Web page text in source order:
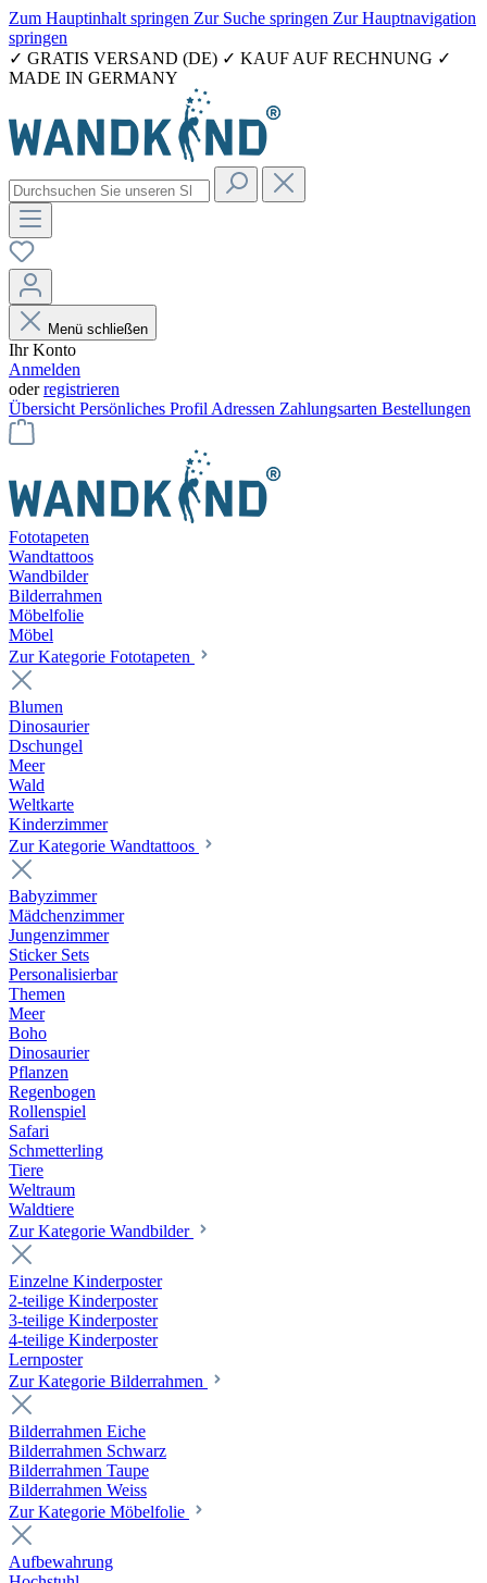
Zum Hauptinhalt springen Zur Suche springen Zur Hauptnavigation
springen
✓ GRATIS VERSAND (DE) ✓ KAUF AUF RECHNUNG ✓
MADE IN GERMANY
Menü schließen
Ihr Konto
Anmelden
oderregistrieren
Übersicht Persönliches Profil Adressen Zahlungsarten Bestellungen
Fototapeten
Wandtattoos
Wandbilder
Bilderrahmen
Möbelfolie
Möbel
Zur Kategorie Fototapeten
Blumen
Dinosaurier
Dschungel
Meer
Wald
Weltkarte
Kinderzimmer
Zur Kategorie Wandtattoos
Babyzimmer
Mädchenzimmer
Jungenzimmer
Sticker Sets
Personalisierbar
Themen
Meer
Boho
Dinosaurier
Pflanzen
Regenbogen
Rollenspiel
Safari
Schmetterling
Tiere
Weltraum
Waldtiere
Zur Kategorie Wandbilder
Einzelne Kinderposter
2-teilige Kinderposter
3-teilige Kinderposter
4-teilige Kinderposter
Lernposter
Zur Kategorie Bilderrahmen
Bilderrahmen Eiche
Bilderrahmen Schwarz
Bilderrahmen Taupe
Bilderrahmen Weiss
Zur Kategorie Möbelfolie
Aufbewahrung